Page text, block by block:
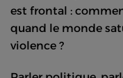
est frontal :
quand le monde
violence ?